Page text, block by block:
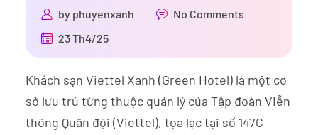
by phuyenxanh
No Comments
23 Th4/25
Khách sạn Viettel Xanh (Green Hotel) là một cơ
sở lưu trú từng thuộc quản lý của Tập đoàn Viễn
thông Quân đội (Viettel), tọa lạc tại số 147C